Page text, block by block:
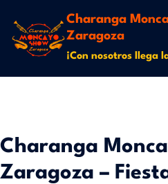
Charanga
Zaragoza
¡Con nosotros llega
Charanga
Zaragoza –